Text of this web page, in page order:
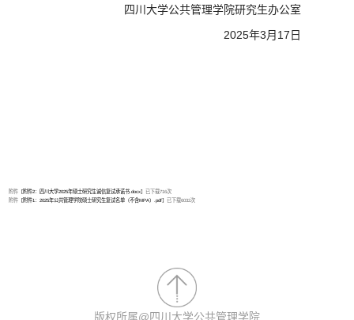
四川大学公共管理学院研究生办公室
2025年3月 17 日
附件【附件2：四川大学2025年硕士研究生诚信复试承诺书.docx】已下载716次
附件【附件1：2025年公共管理学院硕士研究生复试名单（不含MPA）.pdf】已下载6032次
版权所属@四川大学公共管理学院